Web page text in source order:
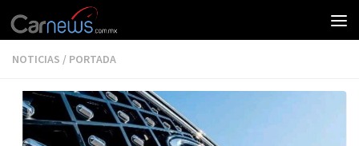
NOTICIAS / PORTADA